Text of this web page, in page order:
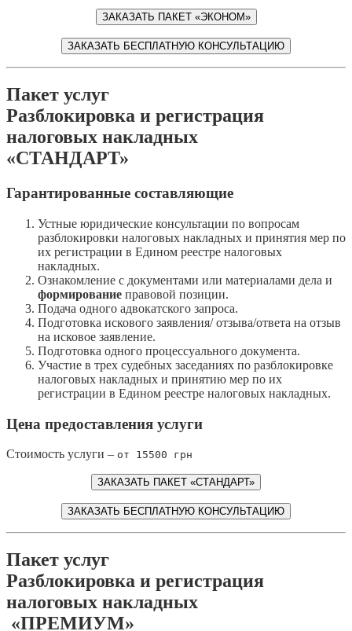
ЗАКАЗАТЬ ПАКЕТ «ЭКОНОМ»
ЗАКАЗАТЬ БЕСПЛАТНУЮ КОНСУЛЬТАЦИЮ
Пакет услуг
Разблокировка и регистрация
налоговых накладных
«СТАНДАРТ»
Гарантированные составляющие
Устные юридические консультации по вопросам
разблокировки налоговых накладных и принятия мер по
их регистрации в Едином реестре налоговых
накладных.
Ознакомление с документами или материалами дела и
формирование правовой позиции.
Подача одного адвокатского запроса.
Подготовка искового заявления/ отзыва/ответа на отзыв
на исковое заявление.
Подготовка одного процессуального документа.
Участие в трех судебных заседаниях по разблокировке
налоговых накладных и принятию мер по их
регистрации в Едином реестре налоговых накладных.
Цена предоставления услуги
Стоимость услуги – от 15500 грн
ЗАКАЗАТЬ ПАКЕТ «СТАНДАРТ»
ЗАКАЗАТЬ БЕСПЛАТНУЮ КОНСУЛЬТАЦИЮ
Пакет услуг
Разблокировка и регистрация
налоговых накладных
«ПРЕМИУМ»